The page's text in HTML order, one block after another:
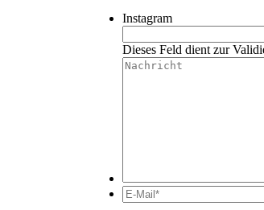
Instagram
Dieses Feld dient zur